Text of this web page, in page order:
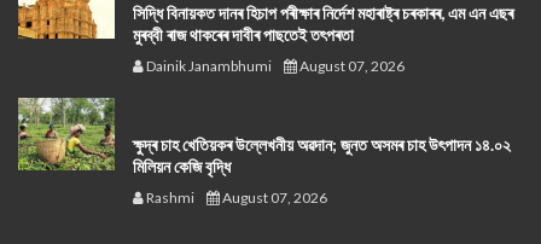
সিদ্ধি বিনায়কত দানৰ হিচাপ পৰীক্ষাৰ নিৰ্দেশ মহাৰাষ্ট্ৰ চৰকাৰৰ, এম এন এছৰ
মুৰব্বী ৰাজ থাকৰেৰ দাবীৰ পাছতেই তৎপৰতা
Dainik Janambhumi August 07, 2026
ক্ষুদ্ৰ চাহ খেতিয়কৰ উল্লেখনীয় অৱদান; জুনত অসমৰ চাহ উৎপাদন ১৪.০২
মিলিয়ন কেজি বৃদ্ধি
Rashmi August 07, 2026